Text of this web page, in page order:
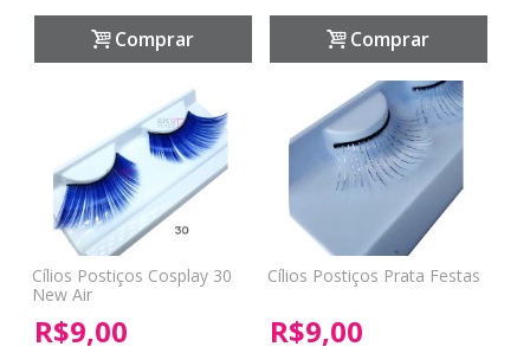
Comprar Comprar
Cílios Postiços Cosplay 30
New Air
R$9,00
Cílios Postiços Prata Festas
R$9,00